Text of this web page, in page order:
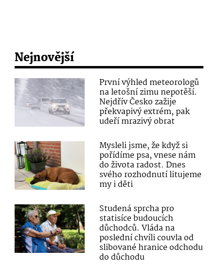
Nejnovější
První výhled meteorologů
na letošní zimu nepotěší.
Nejdřív Česko zažije
překvapivý extrém, pak
udeří mrazivý obrat
Mysleli jsme, že když si
pořídíme psa, vnese nám
do života radost. Dnes
svého rozhodnutí litujeme
my i děti
Studená sprcha pro
statisíce budoucích
důchodců. Vláda na
poslední chvíli couvla od
slibované hranice odchodu
do důchodu